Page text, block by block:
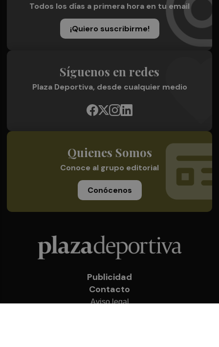
Todos los días a primera hora en tu email
¡Quiero suscribirme!
Síguenos en redes
Plaza Deportiva, desde cualquier medio
Quienes Somos
Conoce al grupo editorial
Conócenos
Publicidad
Contacto
Aviso legal